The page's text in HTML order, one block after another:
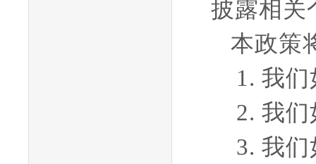
披露相关
本政策
1. 我们
2. 我们
3. 我们